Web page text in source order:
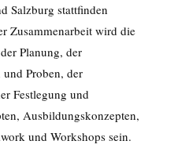
Salzburg stattfinden
Zusammenarbeit wird die
Planung, der
Proben, der
Festlegung und
Ausbildungskonzepten,
und Workshops sein.